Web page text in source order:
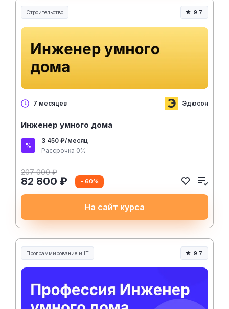
Строительство
Строительство и инженерия
9.7
7 месяцев Эдюсон
Инженер умного дома
3 450 ₽/месяц
Рассрочка 0%
207 000 ₽
82 800 ₽ - 60%
На сайт курса
Программирование и IT 9.7